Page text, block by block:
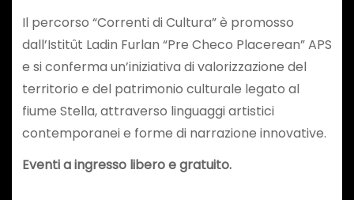
Il percorso “Correnti di Cultura” è promosso
dall’Istitût Ladin Furlan “Pre Checo Placerean” APS
e si conferma un’iniziativa di valorizzazione del
territorio e del patrimonio culturale legato al
fiume Stella, attraverso linguaggi artistici
contemporanei e forme di narrazione innovative.
Eventi a ingresso libero e gratuito.